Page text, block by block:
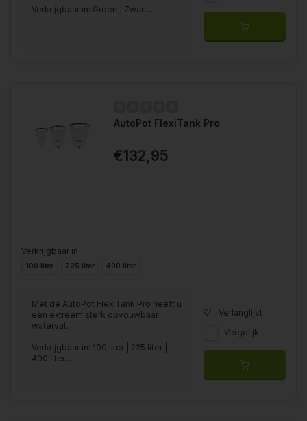
Verkrijgbaar in: Groen | Zwart....
AutoPot FlexiTank Pro
€132,95
Verkrijgbaar in
100 liter 225 liter 400 liter
Met de AutoPot FlexiTank Pro heeft u
een extreem sterk opvouwbaar
watervat.
Verkrijgbaar in: 100 liter | 225 liter |
400 liter....
Verlanglijst
Vergelijk